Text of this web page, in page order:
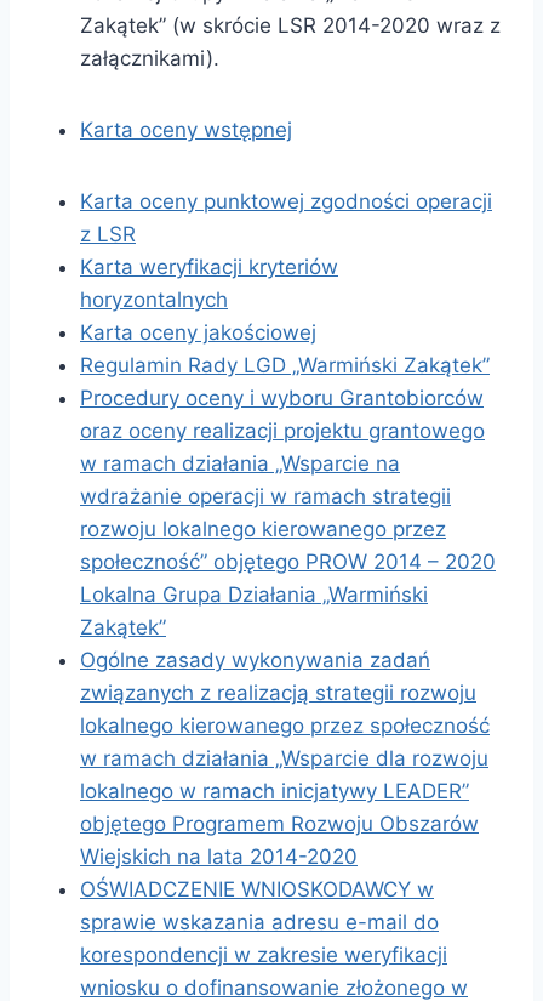
Zakątek” (w skrócie LSR 2014-2020 wraz z
załącznikami).
Karta oceny wstępnej
Karta oceny punktowej zgodności operacji
z LSR
Karta weryfikacji kryteriów
horyzontalnych
Karta oceny jakościowej
Regulamin Rady LGD „Warmiński Zakątek”
Procedury oceny i wyboru Grantobiorców
oraz oceny realizacji projektu grantowego
w ramach działania „Wsparcie na
wdrażanie operacji w ramach strategii
rozwoju lokalnego kierowanego przez
społeczność” objętego PROW 2014 – 2020
Lokalna Grupa Działania „Warmiński
Zakątek”
Ogólne zasady wykonywania zadań
związanych z realizacją strategii rozwoju
lokalnego kierowanego przez społeczność
w ramach działania „Wsparcie dla rozwoju
lokalnego w ramach inicjatywy LEADER”
objętego Programem Rozwoju Obszarów
Wiejskich na lata 2014-2020
OŚWIADCZENIE WNIOSKODAWCY w
sprawie wskazania adresu e-mail do
korespondencji w zakresie weryfikacji
wniosku o dofinansowanie złożonego w